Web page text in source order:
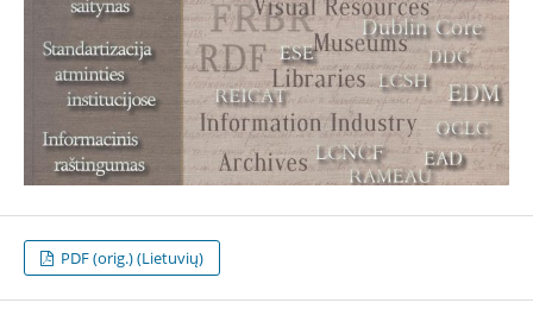
PDF (orig.) (Lietuvių)